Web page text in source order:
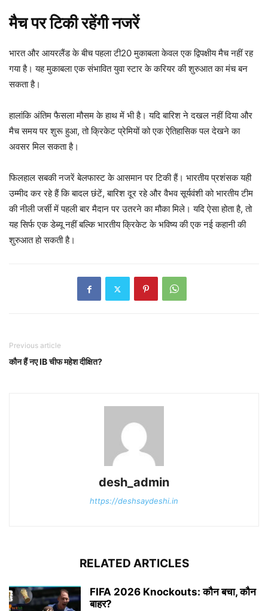
मैच पर टिकी रहेंगी नजरें
भारत और आयरलैंड के बीच पहला टी20 मुकाबला केवल एक द्विपक्षीय मैच नहीं रह
गया है। यह मुकाबला एक संभावित युवा स्टार के करियर की शुरुआत का मंच बन
सकता है।
हालांकि अंतिम फैसला मौसम के हाथ में भी है। यदि बारिश ने दखल नहीं दिया और
मैच समय पर शुरू हुआ, तो क्रिकेट प्रेमियों को एक ऐतिहासिक पल देखने का
अवसर मिल सकता है।
फिलहाल सबकी नजरें बेलफास्ट के आसमान पर टिकी हैं। भारतीय प्रशंसक यही
उम्मीद कर रहे हैं कि बादल छंटें, बारिश दूर रहे और वैभव सूर्यवंशी को भारतीय टीम
की नीली जर्सी में पहली बार मैदान पर उतरने का मौका मिले। यदि ऐसा होता है, तो
यह सिर्फ एक डेब्यू नहीं बल्कि भारतीय क्रिकेट के भविष्य की एक नई कहानी की
शुरुआत हो सकती है।
Previous article
कौन हैं नए IB चीफ महेश दीक्षित?
desh_admin
https://deshsaydeshi.in
RELATED ARTICLES
FIFA 2026 Knockouts: कौन बचा, कौन
बाहर?